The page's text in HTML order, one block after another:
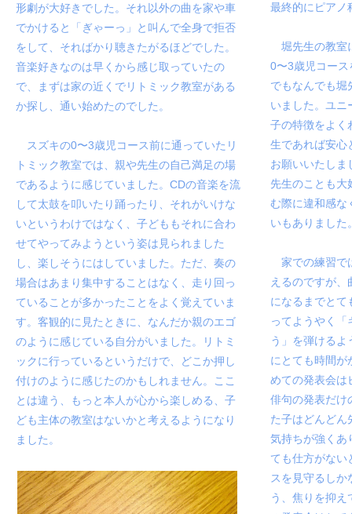
形劇が大好きでした。それ以外の曲を家や車
でかけると「ぎゃーっ」と叫んで全身で拒否
をして、そればかり聴きたがるほどでした。
音楽好きなのは早くから感じ取っていたの
で、まずは家の近くでリトミック教室がある
か探し、通い始めたのでした。
スズキの0〜3歳児コース前に通っていたリ
トミック教室では、親や先生の自己満足の場
であるように感じていました。CDの音楽を流
して太鼓を叩いたり踊ったり、それがいけな
いというわけではなく、子どももそれに合わ
せてやってみようという姿は見られました
し、楽しそうにはしていました。ただ、奏の
場合はあまり集中することはなく、走り回っ
ていることが多かったことをよく覚えていま
す。客観的に見たときに、なんだか親のエゴ
のように感じている自分がいました。リトミ
ックに行っているというだけで、どこか押し
付けのように感じたのかもしれません。ここ
とは違う、もっと本人が心から楽しめる、子
ども主体の教室はないかと考えるようになり
ました。
最終的にピアノ
堀先生の教室
0〜3歳児コース
でもなんでも堀
いました。ユニ
子の特徴をよく
生であれば安心
お願いいたしま
先生のことも大
む際に違和感な
いもありました
家での練習で
えるのですが
になるまでとて
ってようやく
う」を弾ける
にとても時間が
めての発表会は
俳句の発表だけ
た子はどんどん
気持ちが強くあ
ても仕方がない
スを見守るし
う、焦りを抑